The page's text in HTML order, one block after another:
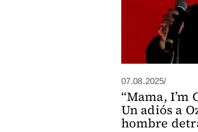
07.08.2025/
“Mama, I’m
Un adiós a
hombre